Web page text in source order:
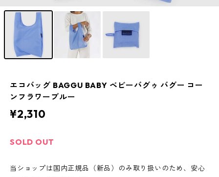
エコバッグ BAGGU BABY ベビーバグゥ バグー コー
ンフラワーブルー
¥2,310
SOLD OUT
当ショップは国内正規品（新品）のみ取り扱いのため、安心